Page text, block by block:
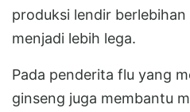
produksi lendir
menjadi lebih lega.
Pada penderita flu yang
ginseng juga membantu